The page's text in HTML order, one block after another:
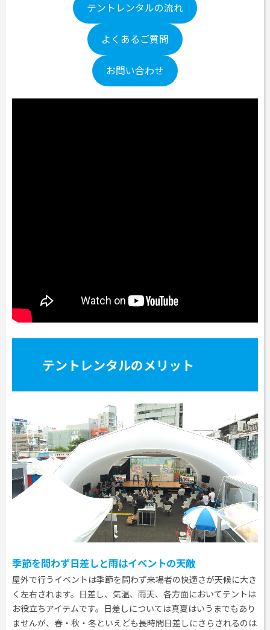
テントレンタルの流れ
よくあるご質問
お問い合わせ
テントレンタルのメリット
季節を問わず日差しと雨はイベントの天敵
屋外で行うイベントは季節を問わず来場者の快適さが天候に大き
く左右されます。日差し、気温、雨天、各方面においてテントは
お役立ちアイテムです。日差しについては真夏はいうまでもあり
ませんが、春・秋・冬といえども長時間日差しにさらされるのは